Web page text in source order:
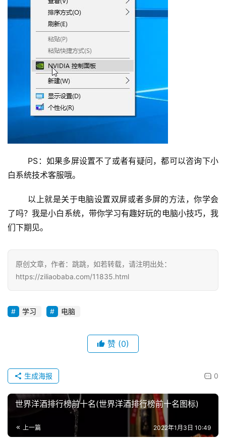
白系统技术客服哦。
了吗？我是小白系统，带你学习有趣好玩的电脑小技巧，我
们下期见。
原创文章，作者：跳跳，如若转载，请注明出处：
https://ziliaobaba.com/11835.html
学习 电脑
赞 (0)
0
生成海报
世界洋酒排行榜前十名(世界洋酒排行榜前十名图标)
上一篇 2022年1月3日 10:49